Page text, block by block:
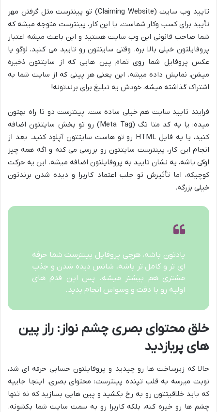
تایید وب سایت (Claiming Website) تو پینترست مثل گرفتن مهر
تأیید برای کسب وکار شماست. با این کار، پینترست متوجه میشه که
شما صاحب قانونی این وب سایت هستید و این باعث میشه اعتبار
پروفایلتون خیلی بالا بره. وقتی سایتتون رو تایید می کنید، لوگو یا
عکس پروفایل شما روی تمام پین هایی که از سایتتون ذخیره
میشن، نمایش داده میشه. این یعنی هر پینی که از سایت شما به
اشتراک گذاشته میشه، خودش یه تبلیغ برای برندتونه!
فرایند تایید سایت هم خیلی ساده ست. پینترست دو تا راه بهتون
میده: یا یه کد متا تگ (Meta Tag) رو تو بخش سایتتون اضافه
کنید، یا یه فایل HTML رو تو هاست سایتتون آپلود کنید. بعد از
انجام این کار، پینترست سایتتون رو بررسی می کنه و اگه همه چیز
اوکی باشه، یه نشان تایید به پروفایلتون اضافه میشه. این یه حرکت
کوچیکه، اما تأثیرش تو جلب اعتماد کاربرا و دیده شدن برندتون
خیلی بزرگه.
یادتون باشه، هرچی پروفایل پینترست شما حرفه
ای تر و کامل تر باشه، شانس دیده شدن و جذب
مشتری هم بیشتر میشه. پس این قدم های
اولیه رو با دقت و وسواس انجام بدید.
خلق محتوای بصری چشم نواز: راز پین
های پربازدید
حالا که زیرساخت ها رو چیدید و پروفایلتون حسابی حرفه ای شد،
نوبت میرسه به قلب تپنده پینترست: محتوای بصری. اینجا جاییه
که باید خلاقیتتون رو به رخ بکشید و پین هایی بسازید که نه تنها
چشم ها رو خیره کنه، بلکه کاربرا رو به سمت سایت شما بکشونه.